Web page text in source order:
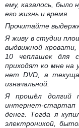
ему, казалось, было
его жизнь и время.
Прочитайте
Я живу в студии
выдвижной
10 чеплашек для
приходят ко мне на
нет DVD, а
изначальной.
Я прошёл долгий
интернет-стартап
денег. Тогда я
электроникой,